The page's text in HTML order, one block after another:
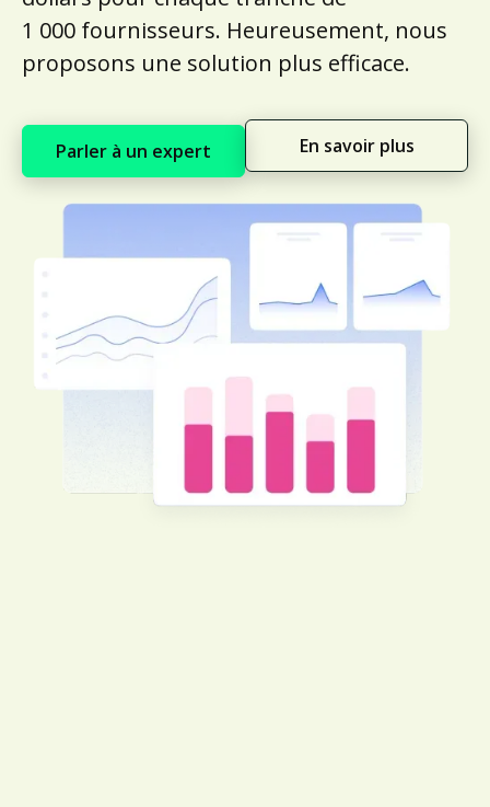
1 000 fournisseurs. Heureusement, nous
proposons une solution plus efficace.
Parler à un expert En savoir plus